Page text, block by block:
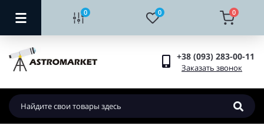
0 0 0
+38 (093) 283-00-11
Заказать звонок